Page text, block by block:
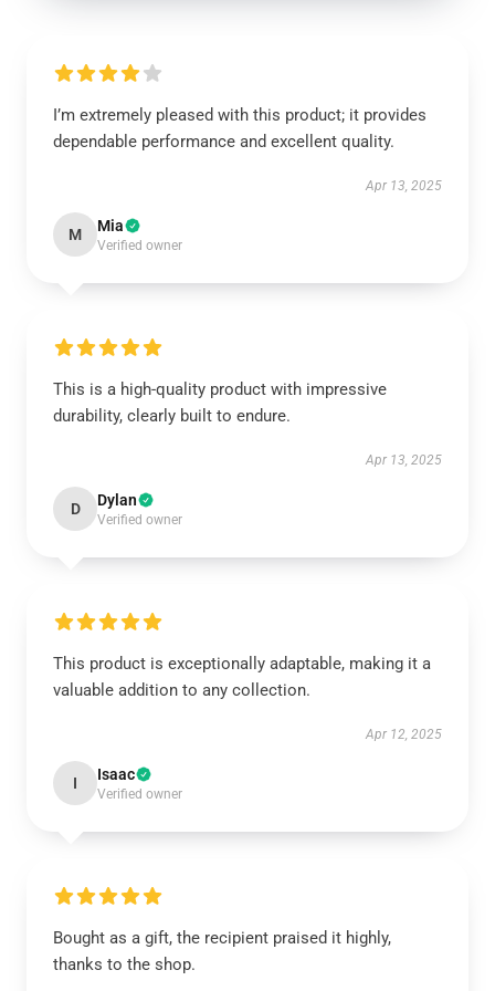
I’m extremely pleased with this product; it provides
dependable performance and excellent quality.
Apr 13, 2025
M Mia
Verified owner
This is a high-quality product with impressive
durability, clearly built to endure.
Apr 13, 2025
D Dylan
Verified owner
This product is exceptionally adaptable, making it a
valuable addition to any collection.
Apr 12, 2025
I Isaac
Verified owner
Bought as a gift, the recipient praised it highly,
thanks to the shop.